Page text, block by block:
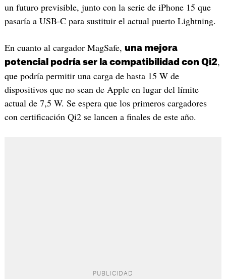
un futuro previsible, junto con la serie de iPhone 15 que
pasaría a USB-C para sustituir el actual puerto Lightning.
En cuanto al cargador MagSafe, una mejora
potencial podría ser la compatibilidad con Qi2,
que podría permitir una carga de hasta 15 W de
dispositivos que no sean de Apple en lugar del límite
actual de 7,5 W. Se espera que los primeros cargadores
con certificación Qi2 se lancen a finales de este año.